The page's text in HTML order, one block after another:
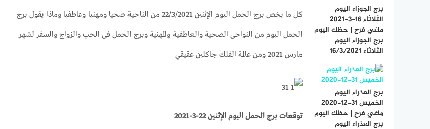
كل ما يخص برج الحمل اليوم الإثنين 22/3/2021 من الناحية صحيا ومهنيا وعاطفيا وماذا يقول برج
الحمل اليوم من النواحى الصحية والعاطفية والمهنية وبرج الحمل فى الحب والزواج والسفر لشهر
مارس 2021 ومن عالمة الفلك جاكلين عقيقي
توقعات برج الحمل اليوم الإثنين 22-3-2021
برج الجوزاء اليوم
الثلاثاء 16-3-2021
ماغي فرح | حظك اليوم
برج الجوزاء اليوم
الثلاثاء 16/3/2021
برج العذراء اليوم
الخميس 31-12-2020
ماغي فرح | حظك اليوم
برج العذراء اليوم